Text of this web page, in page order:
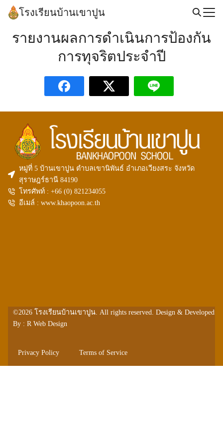
Skip
โรงเรียนบ้านเขาปูน
for:
รายงานผลการดำเนินการป้องกัน
การทุจริตประจำปี
หมู่ที่ 5 บ้านเขาปูน ตำบลเขานิพันธ์ อำเภอเวียงสระ จังหวัด
สุราษฎร์ธานี 84190
โทรศัพท์ : +66 (0)821234055
อีเมล์ : www.khaopoon.ac.th
©2026 โรงเรียนบ้านเขาปูน. All rights reserved. Design & Developed
By : R Web Design
Privacy Policy Terms of Service